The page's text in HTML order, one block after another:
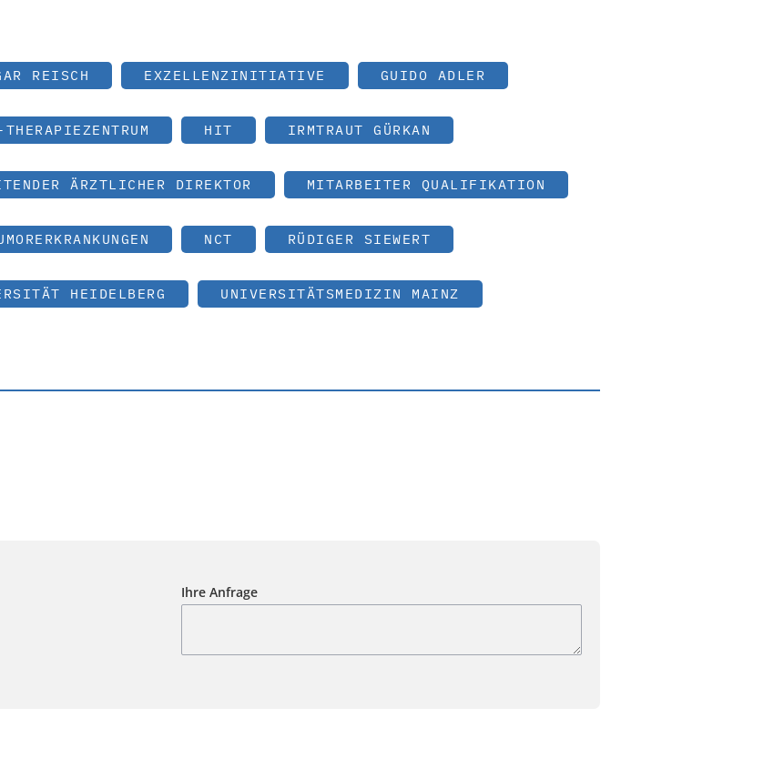
REISCH EXZELLENZINITIATIVE GUIDO ADLER
HIT IRMTRAUT GÜRKAN
ÄRZTLICHER DIREKTOR MITARBEITER QUALIFIKATION
NCT RÜDIGER SIEWERT
HEIDELBERG UNIVERSITÄTSMEDIZIN MAINZ
Ihre Anfrage